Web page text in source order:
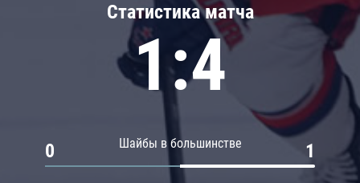
Статистика матча
1:4
Шайбы в большинстве
0 1